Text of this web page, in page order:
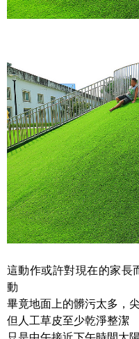
這動作或許對現在的家長
動
畢竟地面上的髒污太多，
但人工草皮至少乾淨整潔